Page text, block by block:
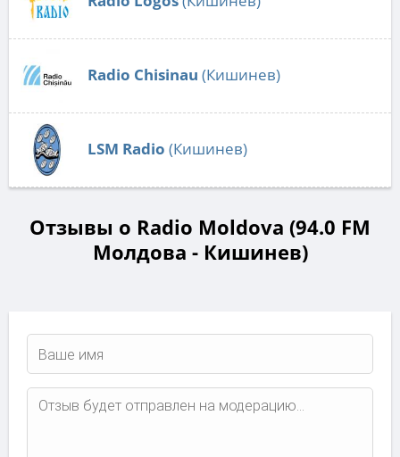
Radio Chisinau (Кишинев)
LSM Radio (Кишинев)
Отзывы о Radio Moldova (94.0 FM
Молдова - Кишинев)